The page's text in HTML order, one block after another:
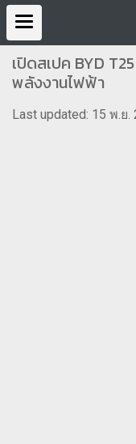
เปิดสเปค BYD
พลังงานไฟฟ้า
Last updated: 15 พ.ย.